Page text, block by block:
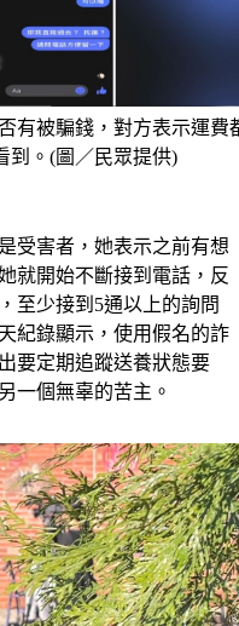
有被騙錢，對方表示運費
到。(圖／民眾提供)
受害者，她表示之前有想
就開始不斷接到電話，反
至少接到5通以上的詢問
紀錄顯示，使用假名的詐
要定期追蹤送養狀態要
一個無辜的苦主。